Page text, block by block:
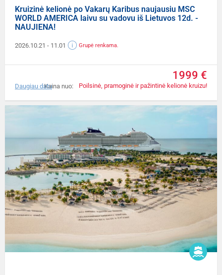
Kruizinė kelionė po Vakarų Karibus naujausiu MSC
WORLD AMERICA laivu su vadovu iš Lietuvos 12d. -
NAUJIENA!
2026.10.21 - 11.01 Grupė renkama.
Kaina nuo:
1999 €
Poilsinė, pramoginė ir pažintinė kelionė kruizu!
Daugiau datų